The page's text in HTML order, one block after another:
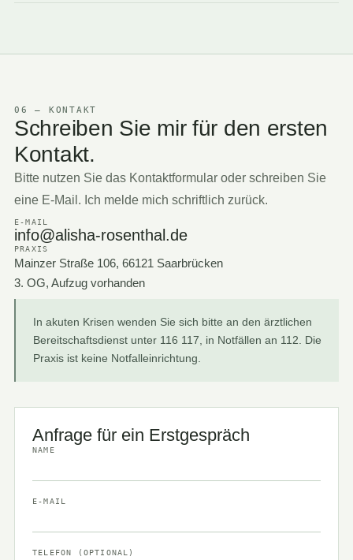
06 — KONTAKT
Schreiben Sie mir für den ersten
Kontakt.
Bitte nutzen Sie das Kontaktformular oder schreiben Sie
eine E-Mail. Ich melde mich schriftlich zurück.
E-MAIL
info@alisha-rosenthal.de
PRAXIS
Mainzer Straße 106, 66121 Saarbrücken
3. OG, Aufzug vorhanden
In akuten Krisen wenden Sie sich bitte an den ärztlichen
Bereitschaftsdienst unter 116 117, in Notfällen an 112. Die
Praxis ist keine Notfalleinrichtung.
Anfrage für ein Erstgespräch
NAME
E-MAIL
TELEFON (OPTIONAL)